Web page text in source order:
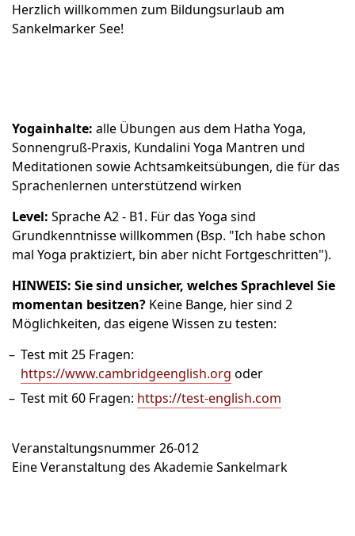
Herzlich willkommen zum Bildungsurlaub am
Sankelmarker See!
Yogainhalte: alle Übungen aus dem Hatha Yoga,
Sonnengruß-Praxis, Kundalini Yoga Mantren und
Meditationen sowie Achtsamkeitsübungen, die für das
Sprachenlernen unterstützend wirken
Level: Sprache A2 - B1. Für das Yoga sind
Grundkenntnisse willkommen (Bsp. "Ich habe schon
mal Yoga praktiziert, bin aber nicht Fortgeschritten").
HINWEIS: Sie sind unsicher, welches Sprachlevel Sie
momentan besitzen? Keine Bange, hier sind 2
Möglichkeiten, das eigene Wissen zu testen:
Test mit 25 Fragen:
https://www.cambridgeenglish.org oder
Test mit 60 Fragen: https://test-english.com
Veranstaltungsnummer 26-012
Eine Veranstaltung des Akademie Sankelmark